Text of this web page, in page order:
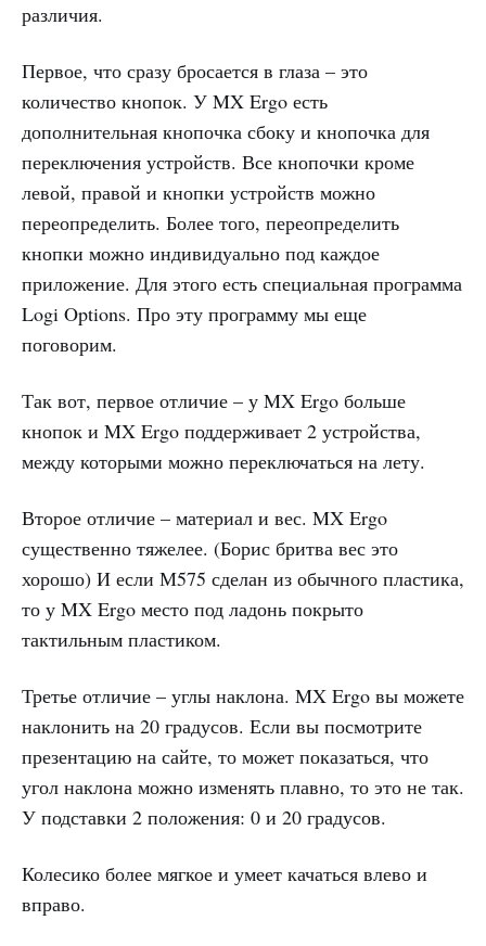
различия.
Первое, что сразу бросается в глаза – это
количество кнопок. У MX Ergo есть
дополнительная кнопочка сбоку и кнопочка для
переключения устройств. Все кнопочки кроме
левой, правой и кнопки устройств можно
переопределить. Более того, переопределить
кнопки можно индивидуально под каждое
приложение. Для этого есть специальная программа
Logi Options. Про эту программу мы еще
поговорим.
Так вот, первое отличие – у MX Ergo больше
кнопок и MX Ergo поддерживает 2 устройства,
между которыми можно переключаться на лету.
Второе отличие – материал и вес. MX Ergo
существенно тяжелее. (Борис бритва вес это
хорошо) И если М575 сделан из обычного пластика,
то у MX Ergo место под ладонь покрыто
тактильным пластиком.
Третье отличие – углы наклона. MX Ergo вы можете
наклонить на 20 градусов. Если вы посмотрите
презентацию на сайте, то может показаться, что
угол наклона можно изменять плавно, то это не так.
У подставки 2 положения: 0 и 20 градусов.
Колесико более мягкое и умеет качаться влево и
вправо.